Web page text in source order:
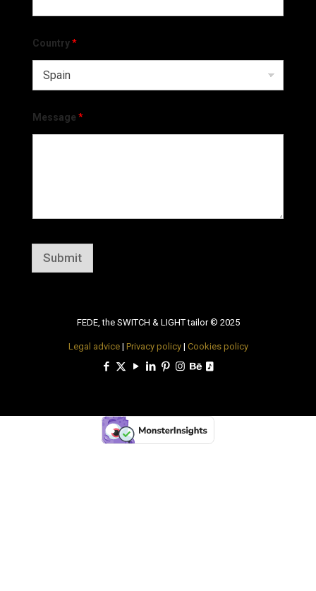
Country*
Message *
Submit
FEDE, the SWITCH & LIGHT tailor © 2025
Legal advice| Privacy policy| Cookies policy